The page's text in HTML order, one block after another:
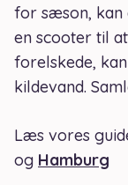
for sæson, kan
en scooter til
forelskede,
kildevand.
Læs vores
og Hamburg